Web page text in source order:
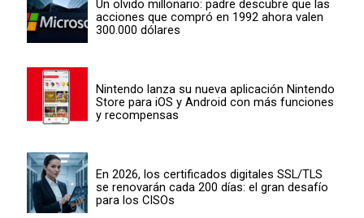
Un olvido millonario: padre descubre que las
acciones que compró en 1992 ahora valen
300.000 dólares
Nintendo lanza su nueva aplicación Nintendo
Store para iOS y Android con más funciones
y recompensas
En 2026, los certificados digitales SSL/TLS
se renovarán cada 200 días: el gran desafío
para los CISOs